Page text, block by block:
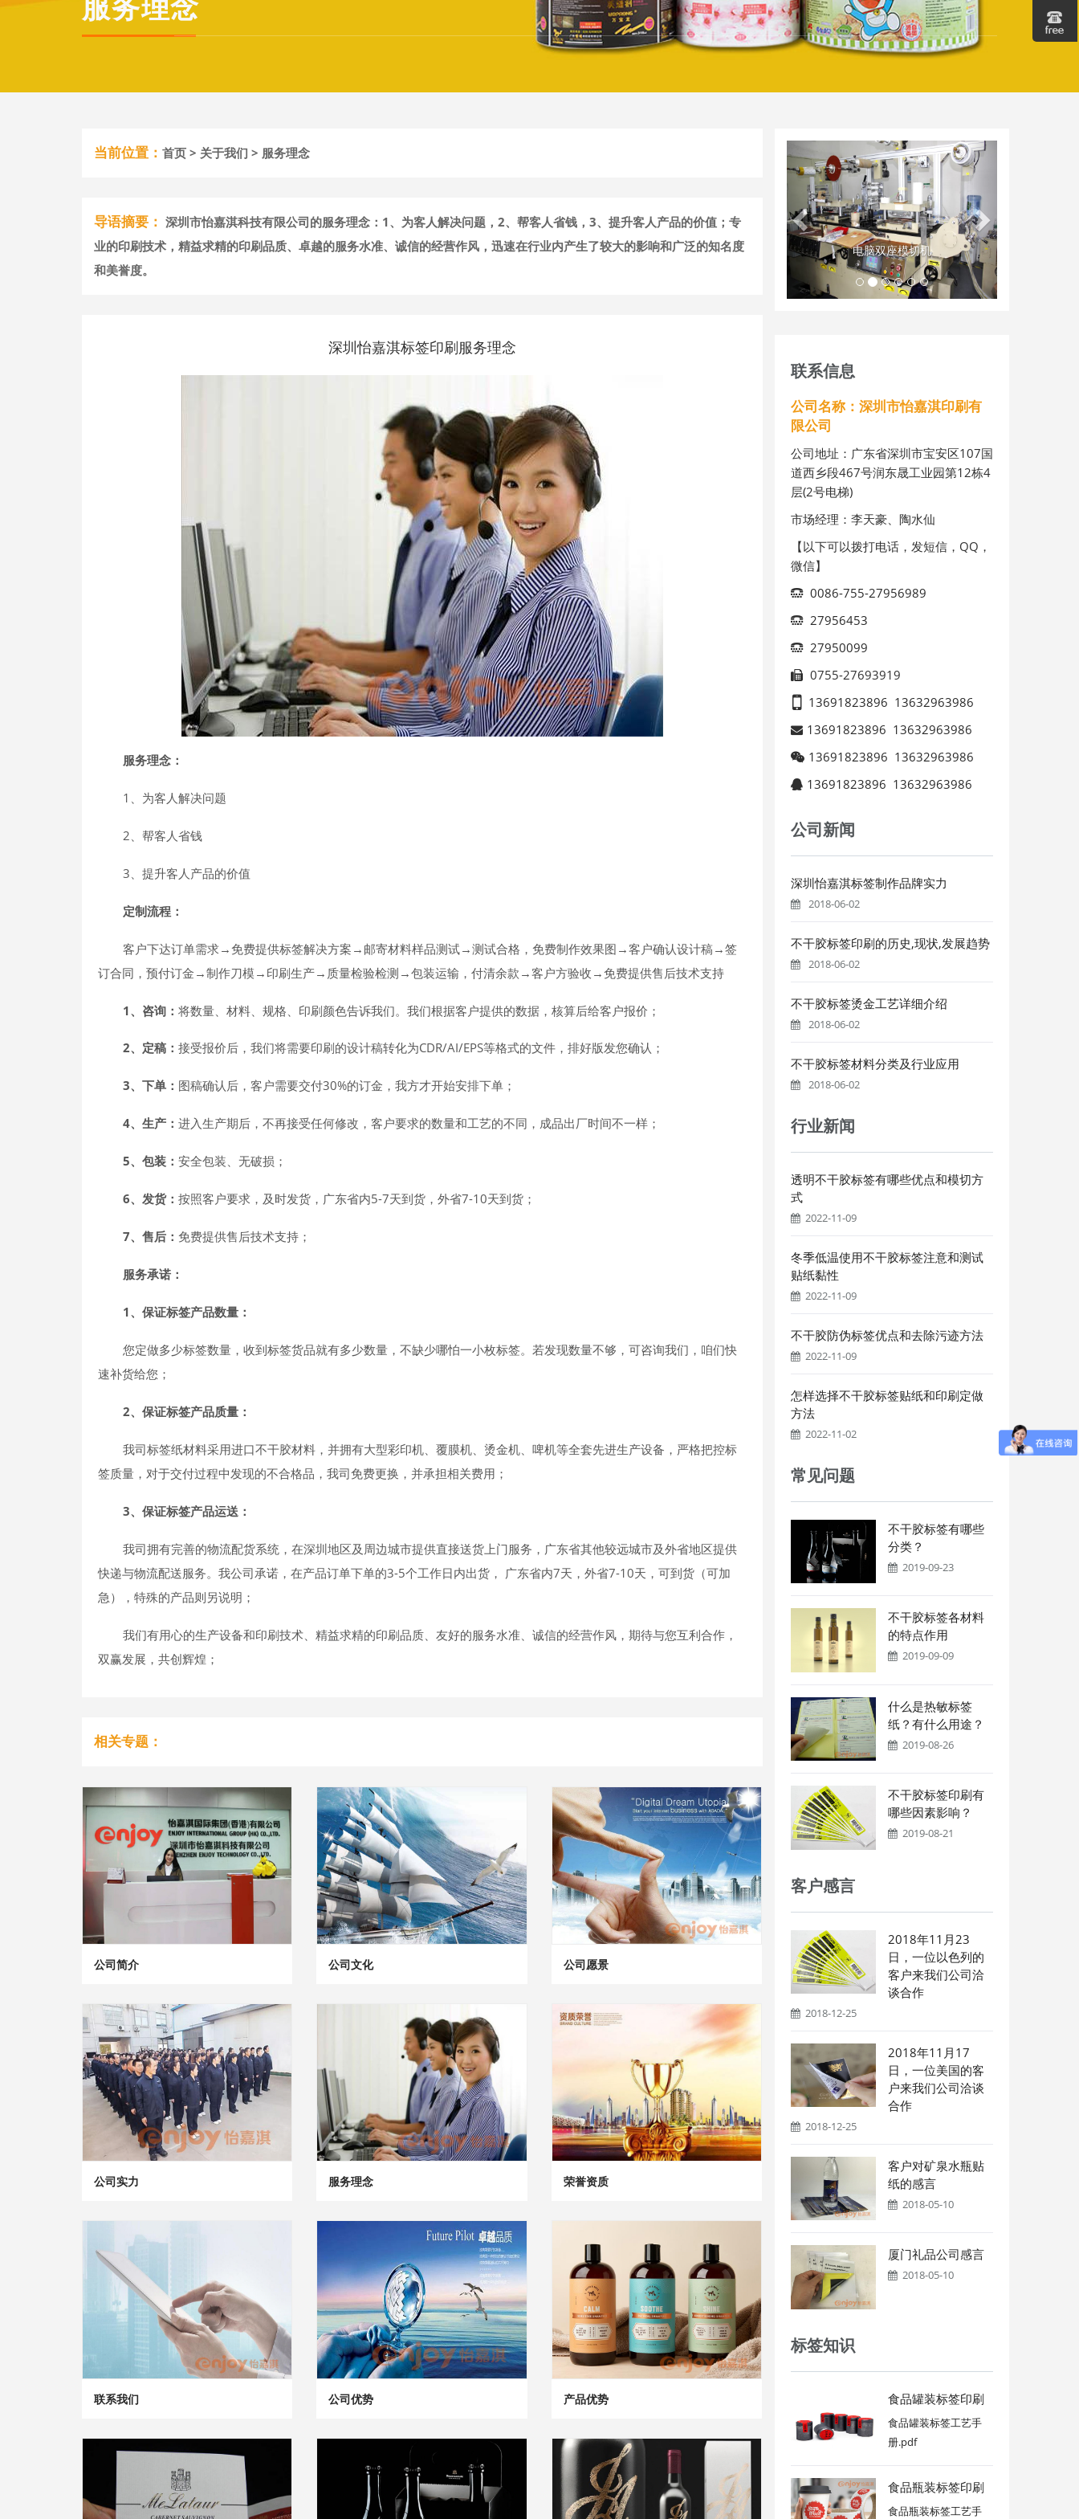
当前位置： 首页> 关于我们 > 服务理念
导语摘要： 深圳市怡嘉淇科技有限公司的服务理念：1、为客人解决问题，2、帮客人省钱，3、提升客人产品的价值；专
业的印刷技术，精益求精的印刷品质、卓越的服务水准、诚信的经营作风，迅速在行业内产生了较大的影响和广泛的知名度
和美誉度。
深圳怡嘉淇标签印刷服务理念
服务理念：
1、为客人解决问题
2、帮客人省钱
3、提升客人产品的价值
定制流程：
客户下达订单需求→免费提供标签解决方案→邮寄材料样品测试→测试合格，免费制作效果图→客户确认设计稿→签
订合同，预付订金→制作刀模→印刷生产→质量检验检测→包装运输，付清余款→客户方验收→免费提供售后技术支持
1、咨询： 将数量、材料、规格、印刷颜色告诉我们。我们根据客户提供的数据，核算后给客户报价；
2、定稿： 接受报价后，我们将需要印刷的设计稿转化为CDR/AI/EPS等格式的文件，排好版发您确认；
3、下单： 图稿确认后，客户需要交付30%的订金，我方才开始安排下单；
4、生产： 进入生产期后，不再接受任何修改，客户要求的数量和工艺的不同，成品出厂时间不一样；
5、包装： 安全包装、无破损；
6、发货： 按照客户要求，及时发货，广东省内5-7天到货，外省7-10天到货；
7、售后： 免费提供售后技术支持；
服务承诺：
1、保证标签产品数量：
您定做多少标签数量，收到标签货品就有多少数量，不缺少哪怕一小枚标签。若发现数量不够，可咨询我们，咱们快
速补货给您；
2、保证标签产品质量：
我司标签纸材料采用进口不干胶材料，并拥有大型彩印机、覆膜机、烫金机、啤机等全套先进生产设备，严格把控标
签质量，对于交付过程中发现的不合格品，我司免费更换，并承担相关费用；
3、保证标签产品运送：
我司拥有完善的物流配货系统，在深圳地区及周边城市提供直接送货上门服务，广东省其他较远城市及外省地区提供
快递与物流配送服务。我公司承诺，在产品订单下单的3-5个工作日内出货， 广东省内7天，外省7-10天，可到货（可加
急），特殊的产品则另说明；
我们有用心的生产设备和印刷技术、精益求精的印刷品质、友好的服务水准、诚信的经营作风，期待与您互利合作，
双赢发展，共创辉煌；
相关专题：
公司简介 公司文化 公司愿景
公司实力 服务理念 荣誉资质
联系我们 公司优势 产品优势
电脑双座模切机 员工集体旅游
Geri İleri
联系信息
公司名称：深圳市怡嘉淇印刷有
限公司
公司地址：广东省深圳市宝安区107国
道西乡段467号润东晟工业园第12栋4
层(2号电梯)
市场经理：李天豪、陶水仙
【以下可以拨打电话，发短信，QQ，
微信】
0086-755-27956989
27956453
27950099
0755-27693919
13691823896 13632963986
13691823896 13632963986
13691823896 13632963986
13691823896 13632963986
公司新闻
深圳怡嘉淇标签制作品牌实力
2018-06-02
不干胶标签印刷的历史,现状,发展趋势
2018-06-02
不干胶标签烫金工艺详细介绍
2018-06-02
不干胶标签材料分类及行业应用
2018-06-02
行业新闻
透明不干胶标签有哪些优点和模切方
式
2022-11-09
冬季低温使用不干胶标签注意和测试
贴纸黏性
2022-11-09
不干胶防伪标签优点和去除污迹方法
2022-11-09
怎样选择不干胶标签贴纸和印刷定做
方法
2022-11-02
常见问题
不干胶标签有哪些
分类？
2019-09-23
不干胶标签各材料
的特点作用
2019-09-09
什么是热敏标签
纸？有什么用途？
2019-08-26
不干胶标签印刷有
哪些因素影响？
2019-08-21
客户感言
2018年11月23
日，一位以色列的
客户来我们公司洽
谈合作
2018-12-25
2018年11月17
日，一位美国的客
户来我们公司洽谈
合作
2018-12-25
客户对矿泉水瓶贴
纸的感言
2018-05-10
厦门礼品公司感言
2018-05-10
标签知识
食品罐装标签印刷
食品罐装标签工艺手
册.pdf
食品瓶装标签印刷
食品瓶装标签工艺手